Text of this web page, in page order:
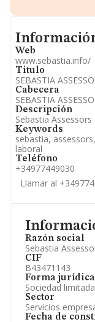
Razón social
Sebastia
CIF
B43471143
Forma jurídica
Sociedad
Sector
Servicios
Fecha de
Información
Informacion de
Web
www.sebastia.info/
Titulo
SEBASTIA
Cabecera
SEBASTIA
Descripción
Sebastia Assessors
Keywords
sebastia,
laboral
Teléfono
+34977449030
Llamar al